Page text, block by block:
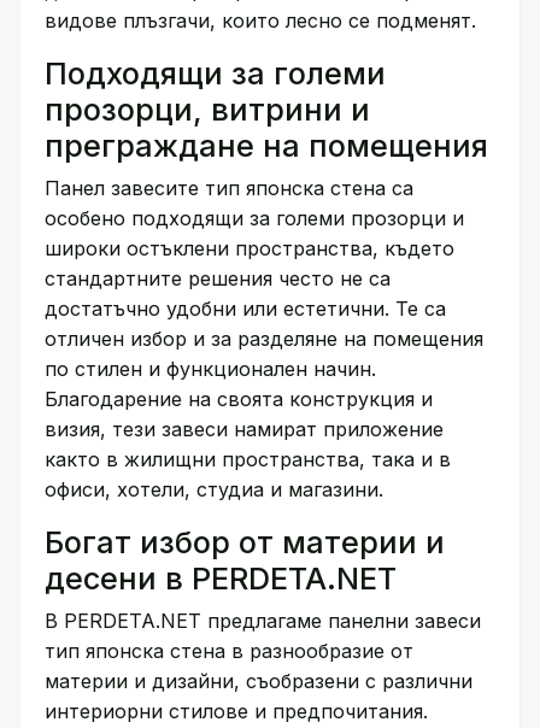
видове плъзгачи, които лесно се подменят.
Подходящи за големи
прозорци, витрини и
преграждане на помещения
Панел завесите тип японска стена са
особено подходящи за големи прозорци и
широки остъклени пространства, където
стандартните решения често не са
достатъчно удобни или естетични. Те са
отличен избор и за разделяне на помещения
по стилен и функционален начин.
Благодарение на своята конструкция и
визия, тези завеси намират приложение
както в жилищни пространства, така и в
офиси, хотели, студиа и магазини.
Богат избор от материи и
десени в PERDETA.NET
В PERDETA.NET предлагаме панелни завеси
тип японска стена в разнообразие от
материи и дизайни, съобразени с различни
интериорни стилове и предпочитания.